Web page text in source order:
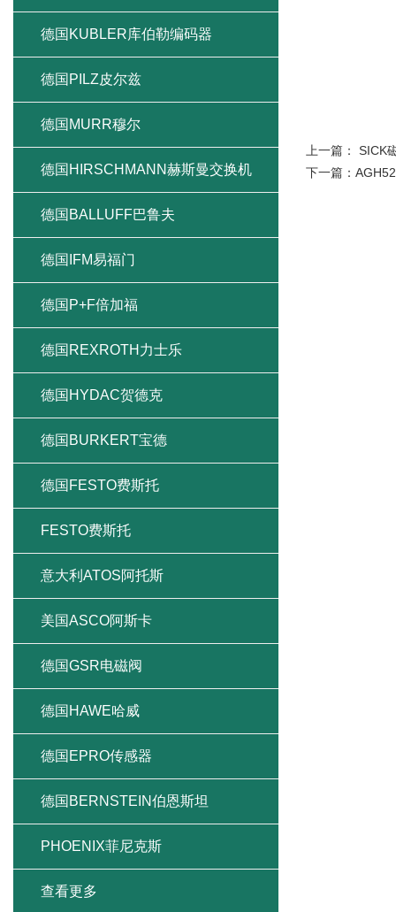
上一篇： SICK
下一篇：
德国KUBLER库伯勒编码器
德国PILZ皮尔兹
德国MURR穆尔
德国HIRSCHMANN赫斯曼交换机
德国BALLUFF巴鲁夫
德国IFM易福门
德国P+F倍加福
德国REXROTH力士乐
德国HYDAC贺德克
德国BURKERT宝德
德国FESTO费斯托
FESTO费斯托
意大利ATOS阿托斯
美国ASCO阿斯卡
德国GSR电磁阀
德国HAWE哈威
德国EPRO传感器
德国BERNSTEIN伯恩斯坦
PHOENIX菲尼克斯
查看更多